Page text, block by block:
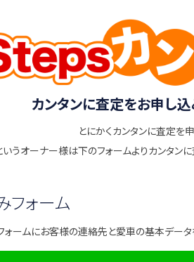
カンタンに査定をお申し込
とにかくカンタンに査定を
いうオーナー様は下のフォームよりカンタン
フォーム
ームにお客様の連絡先と愛車の基本デー